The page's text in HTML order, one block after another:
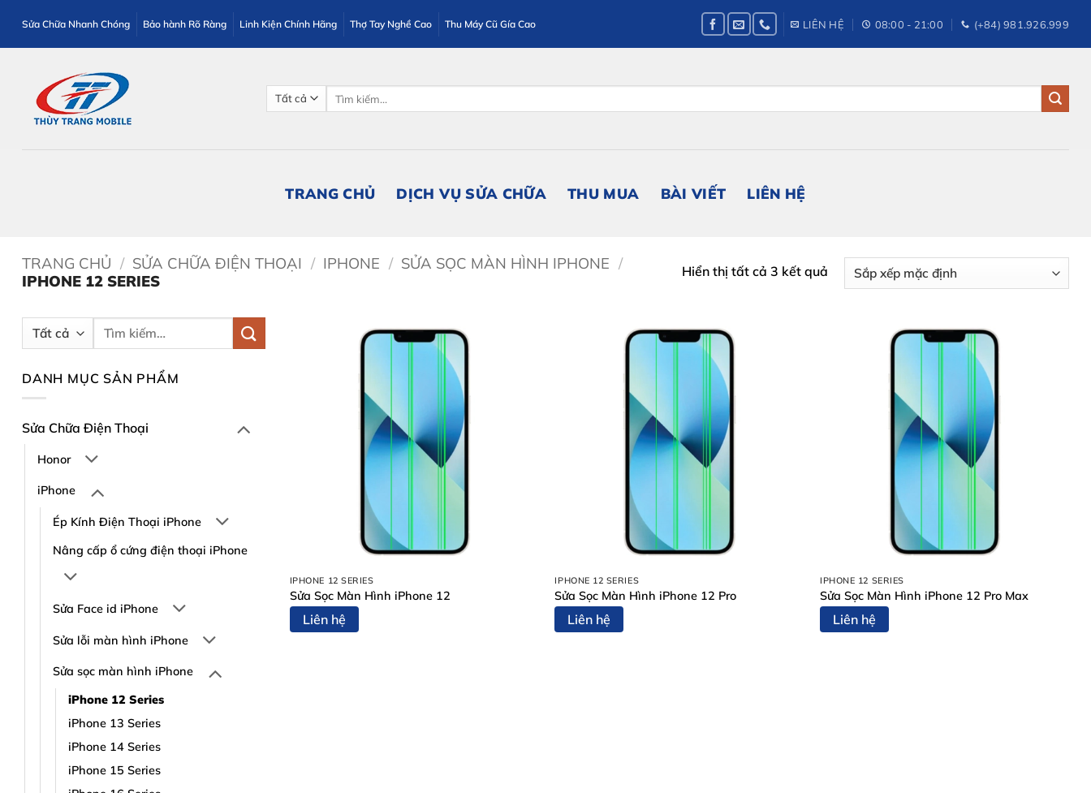
qua
nội
Sửa Chữa Nhanh Chóng Bảo hành Rõ Ràng Linh Kiện Chính Hãng Thợ Tay Nghề Cao Thu Máy Cũ Gía Cao LIÊN HỆ 08:00 - 21:00 (+84) 981.926.999
TRANG CHỦ DỊCH VỤ SỬA CHỮA THU MUA BÀI VIẾT LIÊN HỆ
TRANG CHỦ / SỬA CHỮA ĐIỆN THOẠI / IPHONE / SỬA SỌC MÀN HÌNH IPHONE /
IPHONE 12 SERIES
Hiển thị tất cả 3 kết quả
Tìm
DANH MỤC SẢN PHẨM
Sửa Chữa Điện Thoại
Honor
iPhone
Ép Kính Điện Thoại iPhone
Nâng cấp ổ cứng điện thoại iPhone
Sửa Face id iPhone
Sửa lỗi màn hình iPhone
Sửa sọc màn hình iPhone
iPhone 12 Series
iPhone 13 Series
iPhone 14 Series
iPhone 15 Series
IPHONE 12 SERIES
Sửa Sọc Màn Hình iPhone 12
Liên hệ
IPHONE 12 SERIES
Sửa Sọc Màn Hình iPhone 12 Pro
Liên hệ
IPHONE 12 SERIES
Sửa Sọc Màn Hình iPhone 12 Pro Max
Liên hệ